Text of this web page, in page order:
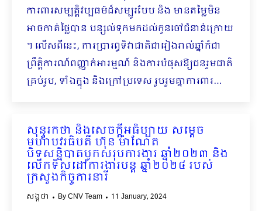
ការពារសម្បត្តិវប្បធម៌ដ៏សម្បូរបែប និង មានតម្លៃមិន
អាចកាត់ថ្លៃបាន បន្សល់ទុកមកដល់កូនចៅជំនាន់ក្រោយ
។ លើសពីនេះ, ការប្រារព្ធទិវាជាតិជារៀងរាល់ឆ្នាំក៏ជា
ព្រឹត្តិការណ៍ពញ្ញាក់អារម្មណ៍ និងការបំផុសឱ្យជនរួមជាតិ
គ្រប់រូប, ទាំងក្នុង និងក្រៅប្រទេស រួបរួមគ្នាការពារ…
សុន្ទរកថា និងសេចក្តីអធិប្បាយ សម្តេច
មហាបវរធិបតី ហ៊ុន ម៉ាណែត
បិទសន្និបាតបូកសរុបការងារ ឆ្នាំ២០២៣ និង
លើកទិសដៅការងារបន្ត ឆ្នាំ២០២៤ របស់
ក្រសួងកិច្ចការនារី
សង្កថា ByCNV Team 11 January, 2024